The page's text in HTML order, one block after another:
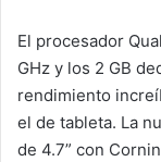
El procesador
GHz y los 2 GB
rendimiento
el de tableta. La
de 4.7” con